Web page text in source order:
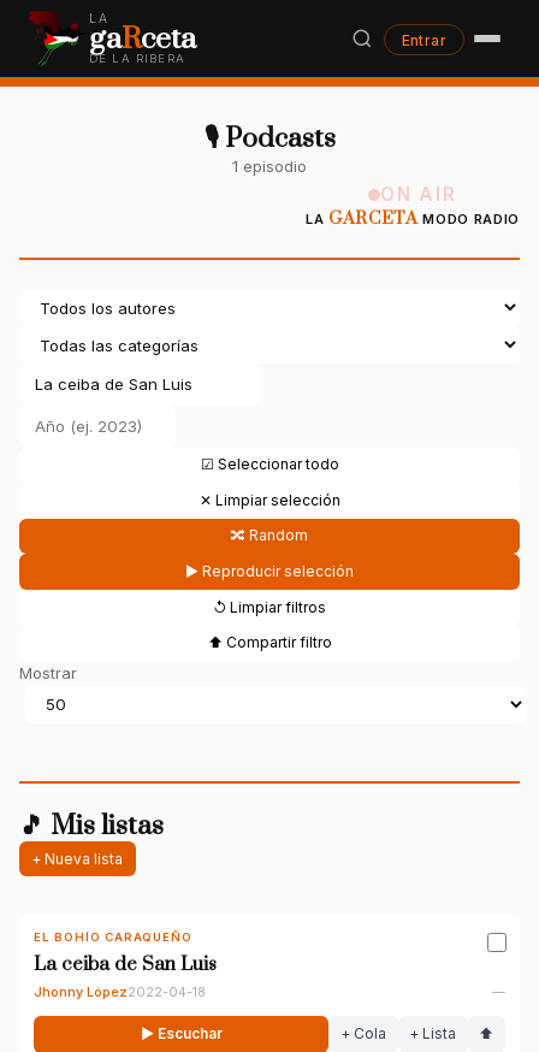
LA
gaRceta
DE LA RIBERA
Entrar
🎙 Podcasts
1 episodio
ON AIR
LA GARCETAMODO RADIO
☑ Seleccionar todo
✕ Limpiar selección
🔀 Random
▶ Reproducir selección
↺ Limpiar filtros
⬆ Compartir filtro
Mostrar
🎵 Mis listas
+ Nueva lista
EL BOHÍO CARAQUEÑO
La ceiba de San Luis
Jhonny López2022-04-18 —
▶ Escuchar + Cola + Lista ⬆